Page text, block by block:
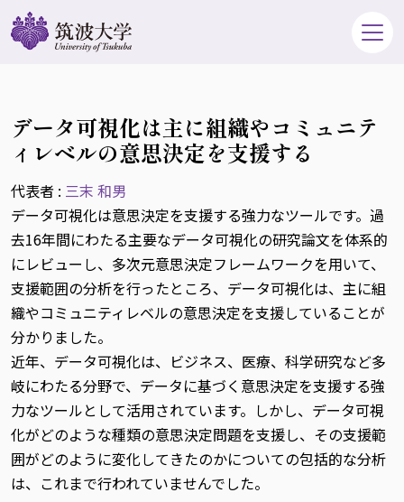
データ可視化は主に組織やコミュニテ
ィレベルの意思決定を支援する
代表者 : 三末 和男
データ可視化は意思決定を支援する強力なツールです。過
去16年間にわたる主要なデータ可視化の研究論文を体系的
にレビューし、多次元意思決定フレームワークを用いて、
支援範囲の分析を行ったところ、データ可視化は、主に組
織やコミュニティレベルの意思決定を支援していることが
分かりました。
近年、データ可視化は、ビジネス、医療、科学研究など多
岐にわたる分野で、データに基づく意思決定を支援する強
力なツールとして活用されています。しかし、データ可視
化がどのような種類の意思決定問題を支援し、その支援範
囲がどのように変化してきたのかについての包括的な分析
は、これまで行われていませんでした。